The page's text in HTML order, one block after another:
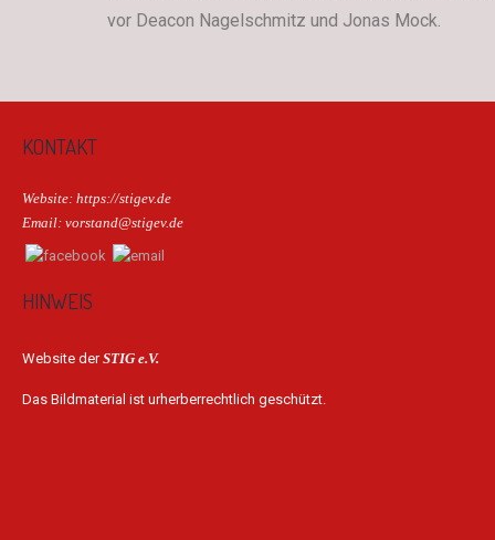
vor Deacon Nagelschmitz und Jonas Mock.
KONTAKT
Website: https://stigev.de
Email: vorstand@stigev.de
HINWEIS
Website derSTIG e.V.
Das Bildmaterial ist urherberrechtlich geschützt.